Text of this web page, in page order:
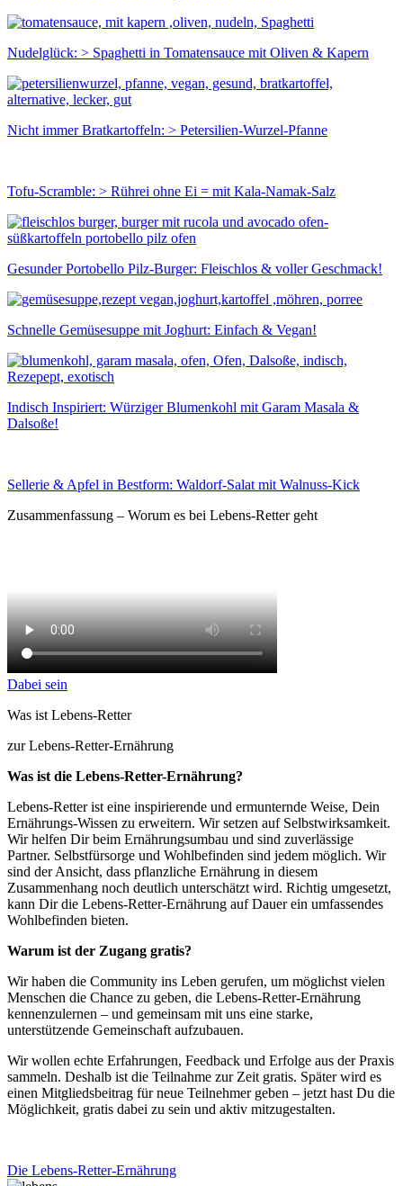
Nudelglück: > Spaghetti in Tomatensauce mit Oliven & Kapern
Nicht immer Bratkartoffeln: > Petersilien-Wurzel-Pfanne
Tofu-Scramble: > Rührei ohne Ei = mit Kala-Namak-Salz
Gesunder Portobello Pilz-Burger: Fleischlos & voller Geschmack!
Schnelle Gemüsesuppe mit Joghurt: Einfach & Vegan!
Indisch Inspiriert: Würziger Blumenkohl mit Garam Masala &
Dalsoße!
Sellerie & Apfel in Bestform: Waldorf-Salat mit Walnuss-Kick
Zusammenfassung – Worum es bei Lebens-Retter geht
Dabei sein
Was ist Lebens-Retter
zur Lebens-Retter-Ernährung
Was ist die Lebens-Retter-Ernährung?
Lebens-Retter ist eine inspirierende und ermunternde Weise, Dein
Ernährungs-Wissen zu erweitern. Wir setzen auf Selbstwirksamkeit.
Wir helfen Dir beim Ernährungsumbau und sind zuverlässige
Partner. Selbstfürsorge und Wohlbefinden sind jedem möglich. Wir
sind der Ansicht, dass pflanzliche Ernährung in diesem
Zusammenhang noch deutlich unterschätzt wird. Richtig umgesetzt,
kann Dir die Lebens-Retter-Ernährung auf Dauer ein umfassendes
Wohlbefinden bieten.
Warum ist der Zugang gratis?
Wir haben die Community ins Leben gerufen, um möglichst vielen
Menschen die Chance zu geben, die Lebens-Retter-Ernährung
kennenzulernen – und gemeinsam mit uns eine starke,
unterstützende Gemeinschaft aufzubauen.
Wir wollen echte Erfahrungen, Feedback und Erfolge aus der Praxis
sammeln. Deshalb ist die Teilnahme zur Zeit gratis. Später wird es
einen Mitgliedsbeitrag für neue Teilnehmer geben – jetzt hast Du die
Möglichkeit, gratis dabei zu sein und aktiv mitzugestalten.
Die Lebens-Retter-Ernährung